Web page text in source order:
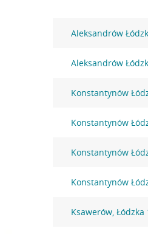
Aleksandrów
Aleksandrów
Konstantynów
Konstantynów
Konstantynów
Konstantynów
Ksawerów, Łódzka